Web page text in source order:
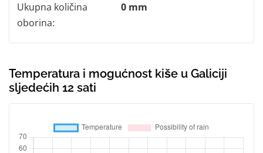
Ukupna količina
oborina:
0 mm
Temperatura i mogućnost kiše u Galiciji
sljedećih 12 sati